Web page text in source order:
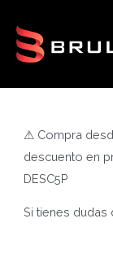
contenido
⚠ Compra
descuento en
DESC5P
Si tienes